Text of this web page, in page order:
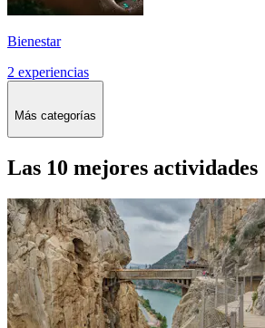
Bienestar
2 experiencias
Más categorías
Las 10 mejores actividades